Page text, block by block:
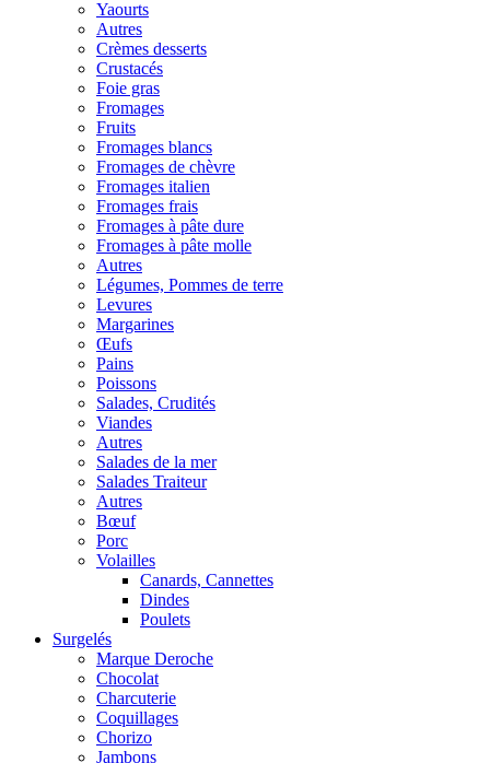
Yaourts
Autres
Crèmes desserts
Crustacés
Foie gras
Fromages
Fruits
Fromages blancs
Fromages de chèvre
Fromages italien
Fromages frais
Fromages à pâte dure
Fromages à pâte molle
Autres
Légumes, Pommes de terre
Levures
Margarines
Œufs
Pains
Poissons
Salades, Crudités
Viandes
Autres
Salades de la mer
Salades Traiteur
Autres
Bœuf
Porc
Volailles
Canards, Cannettes
Dindes
Poulets
Surgelés
Marque Deroche
Chocolat
Charcuterie
Coquillages
Chorizo
Jambons